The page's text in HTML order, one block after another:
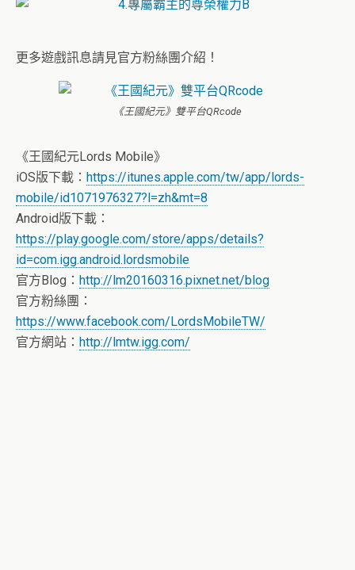
更多遊戲訊息請見官方粉絲團介紹！
《王國紀元》雙平台QRcode
《王國紀元Lords Mobile》
iOS版下載： https://itunes.apple.com/tw/app/lords-
mobile/id1071976327?l=zh&mt=8
Android版下載：
https://play.google.com/store/apps/details?
id=com.igg.android.lordsmobile
官方Blog： http://lm20160316.pixnet.net/blog
官方粉絲團：
https://www.facebook.com/LordsMobileTW/
官方網站： http://lmtw.igg.com/